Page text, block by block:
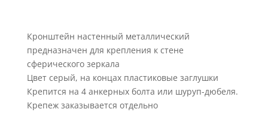
Кронштейн настенный металлический
предназначен для крепления к стене
сферического зеркала
Цвет серый, на концах пластиковые заглушки
Крепится на 4 анкерных болта или шуруп-дюбеля.
Крепеж заказывается отдельно